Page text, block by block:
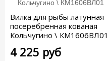
Вилка для рыбы латунная
посеребренная кованая
Кольчугино \ КМ1606ВЛ01
4 225 руб